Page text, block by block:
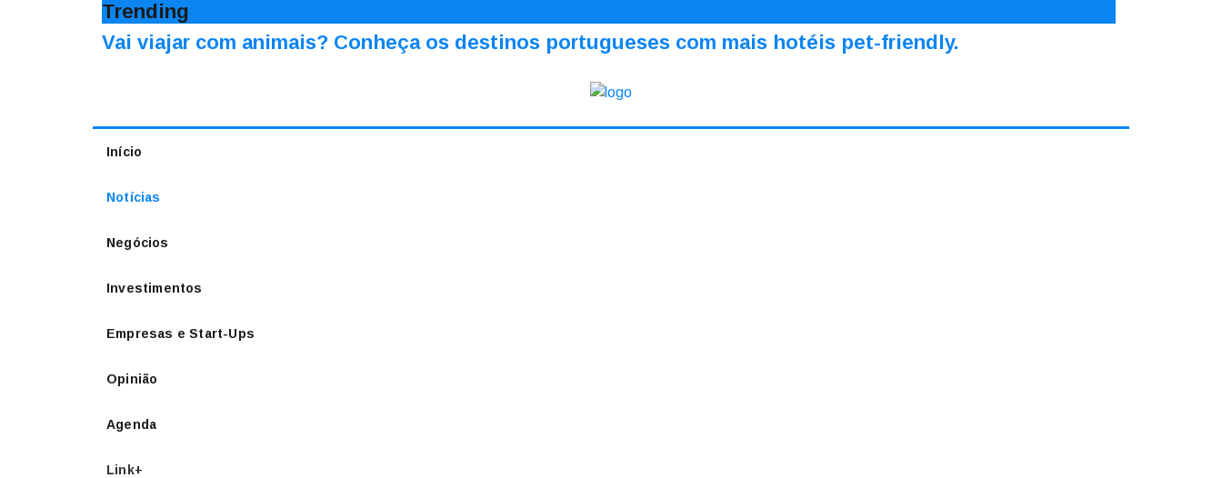
Trending
Vai viajar com animais? Conheça os destinos portugueses com mais hotéis pet-friendly.
Início
Notícias
Negócios
Investimentos
Empresas e Start-Ups
Opinião
Agenda
Link+